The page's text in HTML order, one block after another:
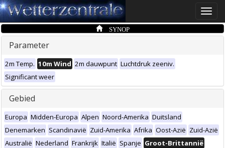
Toggle
SYNOP
Parameter
2m Temp. 10m Wind 2m dauwpunt Luchtdruk zeeniv.
Significant weer
Gebied
Europa Midden-Europa Alpen Noord-Amerika Duitsland
Denemarken Scandinavië Zuid-Amerika Afrika Oost-Azië Zuid-Azië
Australië Nederland Frankrijk Italië Spanje Groot-Brittannië